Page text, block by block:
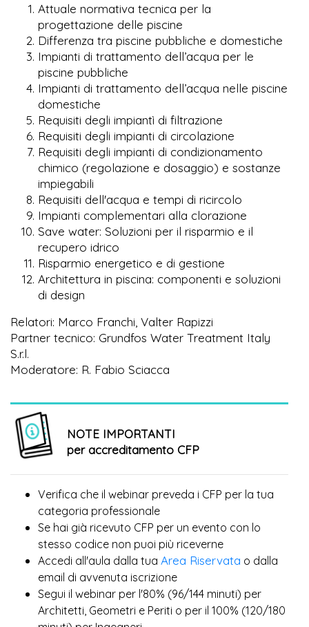
Attuale normativa tecnica per la
progettazione delle piscine
Differenza tra piscine pubbliche e domestiche
Impianti di trattamento dell’acqua per le
piscine pubbliche
Impianti di trattamento dell’acqua nelle piscine
domestiche
Requisiti degli impiantì di filtrazione
Requisiti degli impianti di circolazione
Requisiti degli impianti di condizionamento
chimico (regolazione e dosaggio) e sostanze
impiegabili
Requisiti dell'acqua e tempi di ricircolo
Impianti complementari alla clorazione
Save water: Soluzioni per il risparmio e il
recupero idrico
Risparmio energetico e di gestione
Architettura in piscina: componenti e soluzioni
di design
Relatori: Marco Franchi, Valter Rapizzi
Partner tecnico: Grundfos Water Treatment Italy
S.r.l.
Moderatore: R. Fabio Sciacca
NOTE IMPORTANTI
per accreditamento CFP
Verifica che il webinar preveda i CFP per la tua
categoria professionale
Se hai già ricevuto CFP per un evento con lo
stesso codice non puoi più riceverne
Accedi all'aula dalla tua Area Riservata o dalla
email di avvenuta iscrizione
Segui il webinar per l'80% (96/144 minuti) per
Architetti, Geometri e Periti o per il 100% (120/180